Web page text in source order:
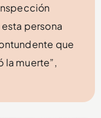
persona
que
la muerte”,